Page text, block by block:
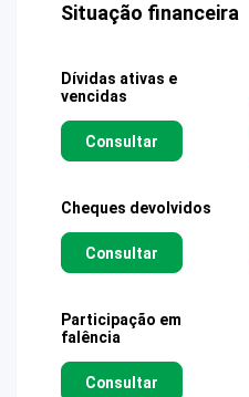
Situação financeira
Dívidas ativas e
vencidas
Consultar
Cheques devolvidos
Consultar
Participação em
falência
Consultar